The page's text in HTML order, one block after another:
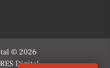
© 2026
Digital